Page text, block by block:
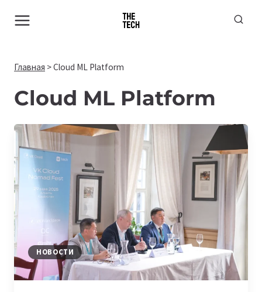
Главная >Cloud ML Platform
Cloud ML Platform
НОВОСТИ